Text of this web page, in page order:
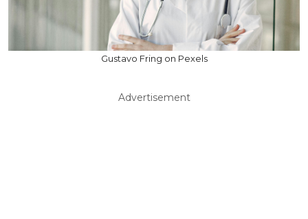
Gustavo Fring on Pexels
Advertisement